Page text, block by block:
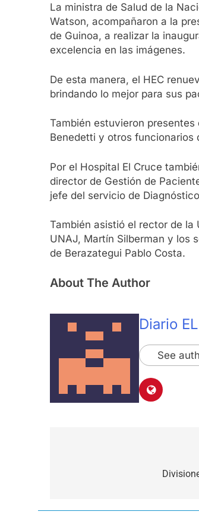
La ministra de Salud de la
Watson, acompañaron a la
de Guinoa, a realizar la
excelencia en las imágenes.
De esta manera, el HEC
brindando lo mejor para sus
También estuvieron
Benedetti y otros funcionarios
Por el Hospital El Cruce
director de Gestión de
jefe del servicio de
También asistió el rector de
UNAJ, Martín Silberman y los
de Berazategui Pablo Costa.
About The Author
Diario
See